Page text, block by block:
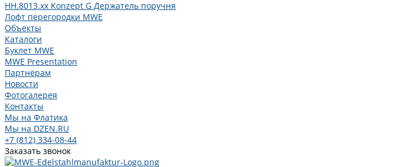
HH.8013.xx Konzept G Держатель поручня
Лофт перегородки MWE
Объекты
Каталоги
Буклет MWE
MWE Presentation
Партнёрам
Новости
Фотогалерея
Контакты
Мы на Флатика
Мы на DZEN.RU
+7 (812) 334-08-44
Заказать звонок